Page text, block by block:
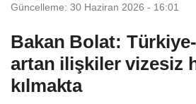
Güncelleme: 30 Haziran 2026 - 16:01
Bakan Bolat:
artan ilişkiler vizesiz
kılmakta